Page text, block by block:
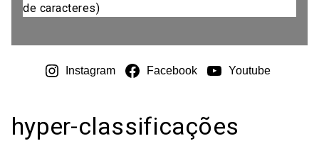
de caracteres)
Instagram Facebook Youtube
hyper-classificações